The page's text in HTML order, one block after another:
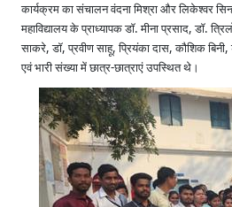
कार्यक्रम का संचालन वंदना मिश्रा और लिकेश्वर
महाविद्यालय के प्राध्यापक डॉ. मीना प्रसाद, डॉ.
साकरे, डॉ, प्रवीण साहू, प्रियंका दास, कौशिक
एवं भारी संख्या में छात्र-छात्राएं उपस्थित थे।